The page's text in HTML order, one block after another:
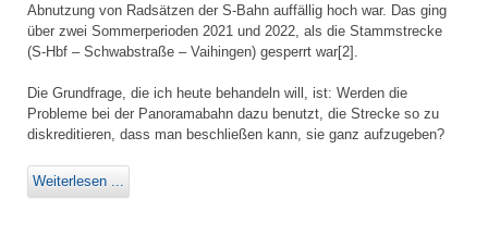
Abnutzung von Radsätzen der S-Bahn auffällig hoch war. Das ging
über zwei Sommerperioden 2021 und 2022, als die Stammstrecke
(S-Hbf – Schwabstraße – Vaihingen) gesperrt war[2].
Die Grundfrage, die ich heute behandeln will, ist: Werden die
Probleme bei der Panoramabahn dazu benutzt, die Strecke so zu
diskreditieren, dass man beschließen kann, sie ganz aufzugeben?
Weiterlesen ...